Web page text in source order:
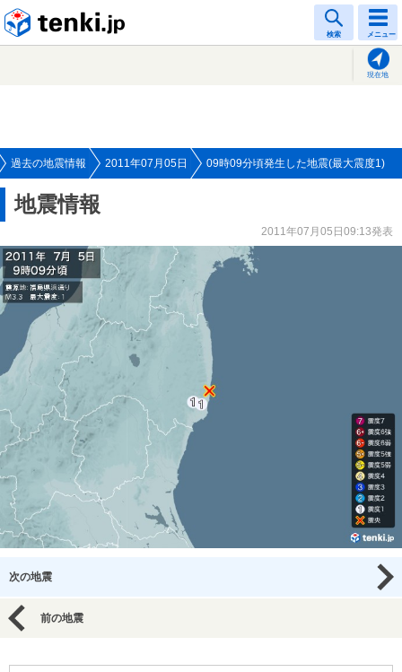
検索 メニュー
現在地
過去の地震情報 2011年07月05日 09時09分頃発生した地震(最大震度1)
地震情報
2011年07月05日09:13発表
次の地震
前の地震